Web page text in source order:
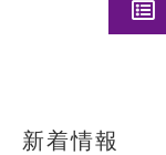
新着情報